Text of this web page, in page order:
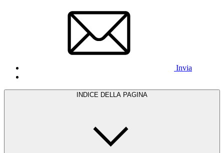
Invia
INDICE DELLA PAGINA